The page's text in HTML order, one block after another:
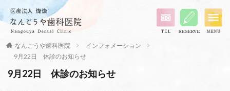
なんごうや歯科医院
インフォメーション
9月22日 休診のお知らせ
9月22日 休診のお知らせ